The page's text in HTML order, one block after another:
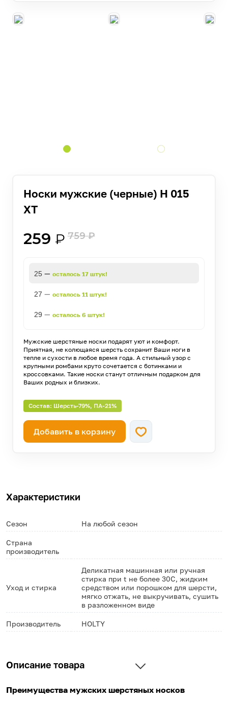
Носки мужские (черные) Н 015
ХТ
259 ₽ 759₽
25 — осталось 17 штук!
27 — осталось 11 штук!
29 — осталось 6 штук!
Мужские шерстяные носки подарят уют и комфорт.
Приятная, не колющаяся шерсть сохранит Ваши ноги в
тепле и сухости в любое время года. А стильный узор с
крупными ромбами круто сочетается с ботинками и
кроссовками. Такие носки станут отличным подарком для
Ваших родных и близких.
Состав: Шерсть-79%, ПА-21%
Добавить в корзину
Характеристики
Сезон На любой сезон
Страна
производитель
Уход и стирка
Деликатная машинная или ручная
стирка при t не более 30С, жидким
средством или порошком для шерсти,
мягко отжать, не выкручивать, сушить
в разложенном виде
Производитель HOLTY
Описание товара
Преимущества мужских шерстяных носков